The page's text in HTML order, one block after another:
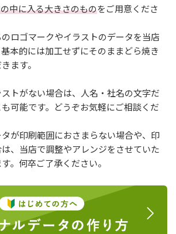
中に入る大きさのものをご用意くださ
ロゴマークやイラストのデータを当店
本的には加工せずにそのままどら焼き
ます。
トがない場合は、人名・社名の文字だ
可能です。どうぞお気軽にご相談くだ
が印刷範囲におさまらない場合や、印
、当店で調整やアレンジをさせていた
。何卒ご了承ください。